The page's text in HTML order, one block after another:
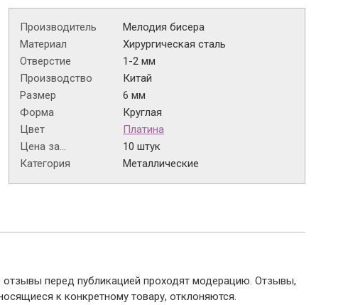
Производитель
Мелодия бисера
Материал
Хирургическая сталь
Отверстие
1-2 мм
Производство
Китай
Размер
6 мм
Форма
Круглая
Цвет
Платина
Цена за...
10 штук
Категория
Металлические
отзывы перед публикацией проходят модерацию. Отзывы,
к конкретному товару, отклоняются.